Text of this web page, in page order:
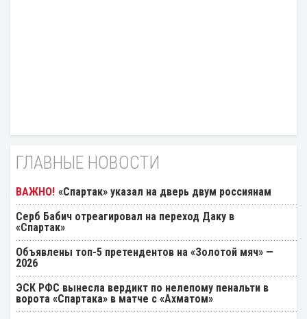
ГЛАВНЫЕ НОВОСТИ
«Спартак» указал на дверь двум россиянам
Серб Бабич отреагировал на переход Даку в
«Спартак»
Объявлены топ-5 претендентов на «Золотой мяч» —
2026
ЭСК РФС вынесла вердикт по нелепому пенальти в
ворота «Спартака» в матче с «Ахматом»